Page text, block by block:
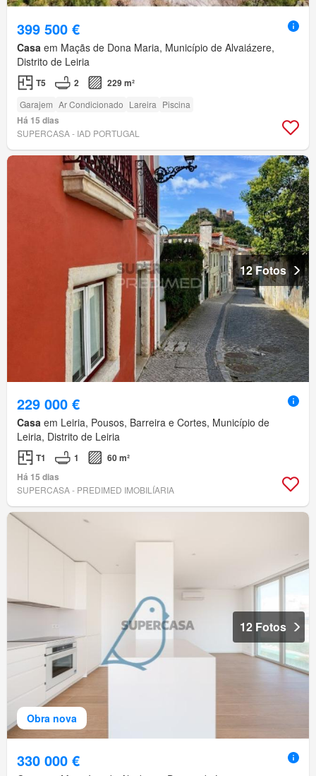
399 500 €
Casa em Maçãs de Dona Maria, Município de Alvaiázere,
Distrito de Leiria
T5 2 229 m²
Garajem Ar Condicionado Lareira Piscina
Há 15 dias
SUPERCASA - IAD PORTUGAL
12 Fotos
229 000 €
Casa em Leiria, Pousos, Barreira e Cortes, Município de
Leiria, Distrito de Leiria
T1 1
60 m²
Há 15 dias
SUPERCASA - PREDIMED IMOBILÍARIA
Obra nova
12 Fotos
330 000 €